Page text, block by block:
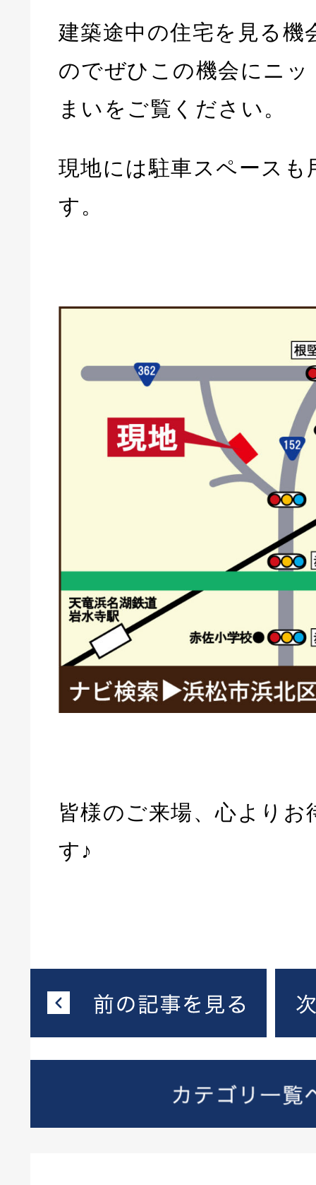
建築途中の住宅を見る機
のでぜひこの機会にニ
まいをご覧ください。
現地には駐車スペースも
す。
皆様のご来場、心より
す♪